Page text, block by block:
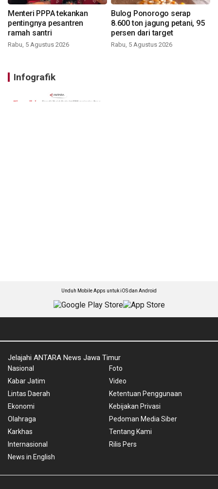
Menteri PPPA tekankan
pentingnya pesantren
ramah santri
Rabu, 5 Agustus 2026
Bulog Ponorogo serap
8.600 ton jagung petani, 95
persen dari target
Rabu, 5 Agustus 2026
Infografik
Unduh Mobile Apps untuk iOS dan Android
Jelajahi ANTARA News Jawa Timur
Nasional
Kabar Jatim
Lintas Daerah
Ekonomi
Olahraga
Karkhas
Internasional
News in English
Foto
Video
Ketentuan Penggunaan
Kebijakan Privasi
Pedoman Media Siber
Tentang Kami
Rilis Pers